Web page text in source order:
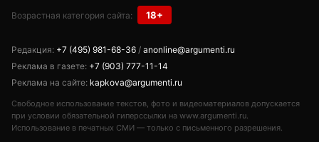
Возрастная категория сайта: 18+
Редакция: +7 (495) 981-68-36 / anonline@argumenti.ru
Реклама в газете: +7 (903) 777-11-14
Реклама на сайте: kapkova@argumenti.ru
Свободное использование текстов, фото и видеоматериалов допускается
при условии обязательной гиперссылки на www.argumenti.ru.
Использование в печатных СМИ — только с письменного разрешения.